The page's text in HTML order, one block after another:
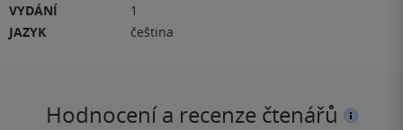
VYDÁNÍ
1
JAZYK
čeština
Hodnocení a recenze čtenářů